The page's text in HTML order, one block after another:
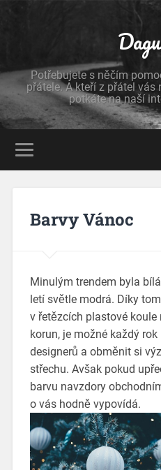
Potřebujete s něčím
přátele. A kteří z přátel vás
potkáte na naší
Barvy Vánoc
Minulým trendem byla
letí světle modrá. Díky
v řetězcích plastové
korun, je možné každý
designerů a obměnit si
střechu. Avšak pokud
barvu navzdory
o vás hodně vypovídá.